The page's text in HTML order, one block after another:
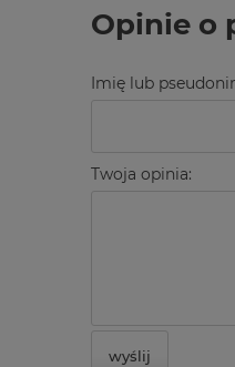
Opinie o
Imię lub
Twoja opinia:
wyślij